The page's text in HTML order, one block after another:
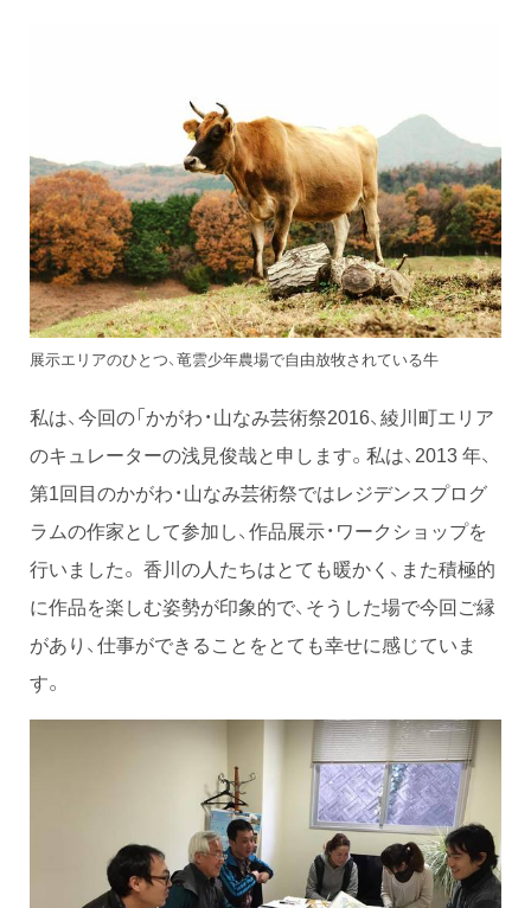
展示エリアのひとつ、竜雲少年農場で自由放牧されている牛
私は、今回の「かがわ・山なみ芸術祭2016、綾川町エリア
のキュレーターの浅見俊哉と申します。私は、2013 年、
第1回目のかがわ・山なみ芸術祭ではレジデンスプログ
ラムの作家として参加し、作品展示・ワークショップを
行いました。 香川の人たちはとても暖かく、また積極的
に作品を楽しむ姿勢が印象的で、そうした場で今回ご縁
があり、仕事ができることをとても幸せに感じていま
す。